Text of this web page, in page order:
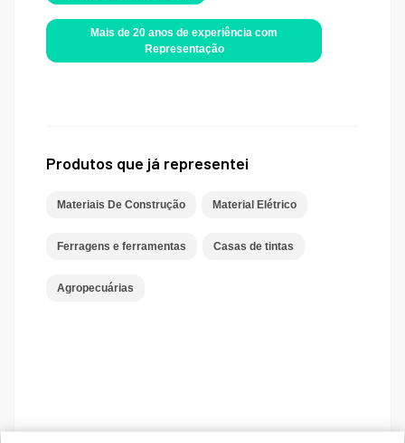
Mais de 20 anos de experiência com
Representação
Produtos que já representei
Materiais De Construção Material Elétrico
Ferragens e ferramentas Casas de tintas
Agropecuárias